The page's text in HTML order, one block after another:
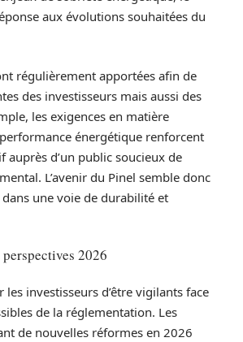
aux évolutions souhaitées du
régulièrement apportées afin de
des investisseurs mais aussi des
les exigences en matière
énergétique renforcent
auprès d’un public soucieux de
L’avenir du Pinel semble donc
une voie de durabilité et
2026
investisseurs d’être vigilants face
de la réglementation. Les
de nouvelles réformes en 2026